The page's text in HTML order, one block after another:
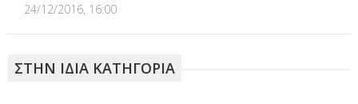
24/12/2016, 16:00
ΣΤΗΝ ΙΔΙΑ ΚΑΤΗΓΟΡΙΑ